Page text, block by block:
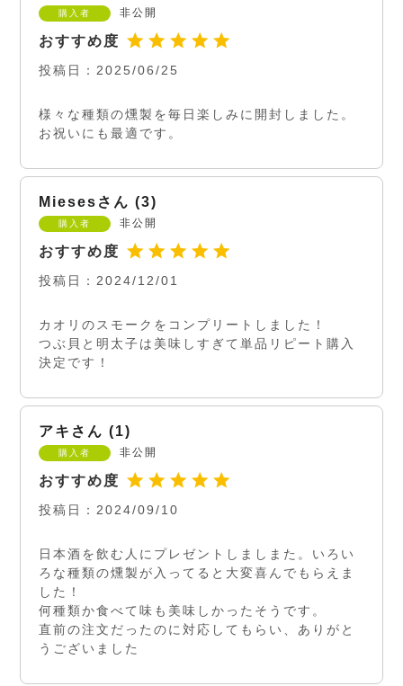
購入者 非公開
投稿日 2025/06/25
様々な種類の燻製を毎日楽しみに開封しました。
お祝いにも最適です。
Mieses 3
購入者 非公開
投稿日 2024/12/01
カオリのスモークをコンプリートしました！
つぶ貝と明太子は美味しすぎて単品リピート購入
決定です！
アキ 1
購入者 非公開
投稿日 2024/09/10
日本酒を飲む人にプレゼントしましまた。いろい
ろな種類の燻製が入ってると大変喜んでもらえま
した！
何種類か食べて味も美味しかったそうです。
直前の注文だったのに対応してもらい、ありがと
うございました